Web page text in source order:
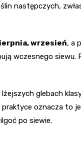
następczych,
wrzesień, a
wczesnego siewu.
glebach
oznacza to
po siewie.